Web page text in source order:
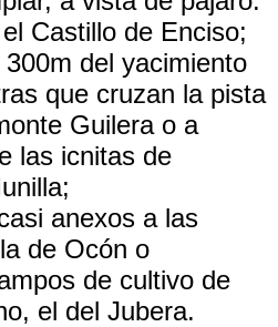
Castillo de Enciso;
del yacimiento
que cruzan la pista
Guilera o a
las icnitas de
anexos a las
de Ocón o
de cultivo de
el del Jubera.